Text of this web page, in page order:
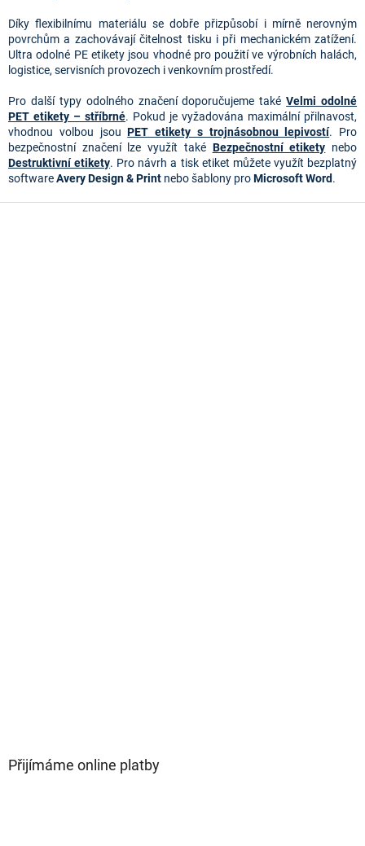
p
r
v
k
v
ý
p
i
s
u
Díky flexibilnímu materiálu se dobře přizpůsobí i mírně nerovným
povrchům a zachovávají čitelnost tisku i při mechanickém zatížení.
Ultra odolné PE etikety jsou vhodné pro použití ve výrobních halách,
logistice, servisních provozech i venkovním prostředí.
Pro další typy odolného značení doporučujeme takéVelmi odolné
PET etikety – stříbrné. Pokud je vyžadována maximální přilnavost,
vhodnou volbou jsouPET etikety s trojnásobnou lepivostí. Pro
bezpečnostní značení lze využít také Bezpečnostní etikety nebo
Destruktivní etikety. Pro návrh a tisk etiket můžete využít bezplatný
softwareAvery Design & Print nebo šablony proMicrosoft Word.
Přijímáme online platby